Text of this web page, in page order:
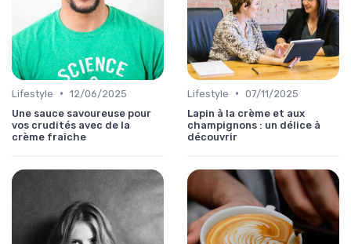
Lifestyle • 12/06/2025
Une sauce savoureuse pour
vos crudités avec de la
crème fraîche
Lifestyle • 07/11/2025
Lapin à la crème et aux
champignons : un délice à
découvrir